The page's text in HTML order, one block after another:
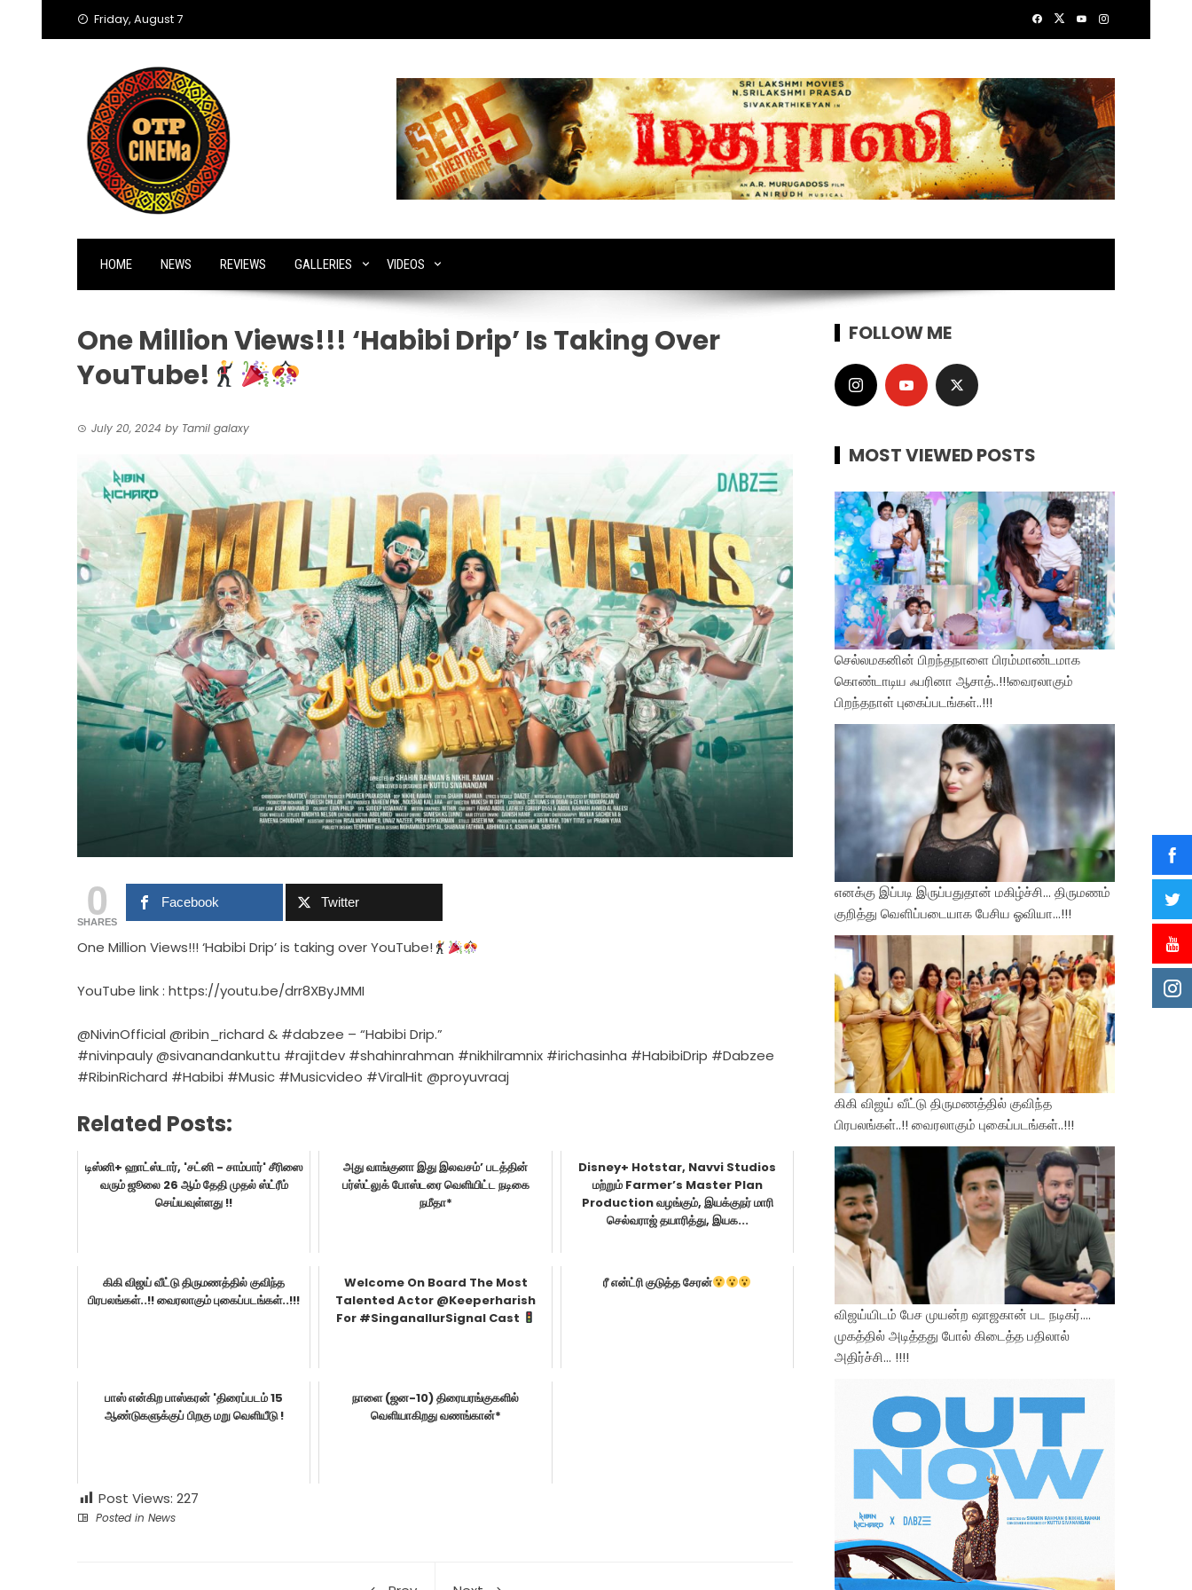
Friday, August 7
HOME NEWS REVIEWS GALLERIES VIDEOS
One Million Views!!! ‘Habibi Drip’ Is Taking Over
YouTube!
July 20, 2024 by Tamil galaxy
0
SHARES
Facebook Twitter
One Million Views!!! ‘Habibi Drip’ is taking over YouTube!
YouTube link : https://youtu.be/drr8XByJMMI
@NivinOfficial @ribin_richard & #dabzee – “Habibi Drip.”
#nivinpauly @sivanandankuttu #rajitdev #shahinrahman #nikhilramnix #irichasinha #HabibiDrip #Dabzee
#RibinRichard #Habibi #Music #Musicvideo #ViralHit @proyuvraaj
Related Posts:
டிஸ்னி+ ஹாட்ஸ்டார், 'சட்னி - சாம்பார்' சீரிஸை
வரும் ஜூலை 26 ஆம் தேதி முதல் ஸ்ட்ரீம்
செய்யவுள்ளது !!
அது வாங்குனா இது இலவசம்’ படத்தின்
பர்ஸ்ட்லுக் போஸ்டரை வெளியிட்ட நடிகை
நமீதா*
Disney+ Hotstar, Navvi Studios
மற்றும் Farmer’s Master Plan
Production வழங்கும், இயக்குநர் மாரி
செல்வராஜ் தயாரித்து, இயக...
கிகி விஜய் வீட்டு திருமணத்தில் குவிந்த
பிரபலங்கள்..!! வைரலாகும் புகைப்படங்கள்..!!!
Welcome On Board The Most
Talented Actor @keeperharish
For #SinganallurSignal Cast
ரீ என்ட்ரி குடுத்த சேரன்
பாஸ் என்கிற பாஸ்கரன் 'திரைப்படம் 15
ஆண்டுகளுக்குப் பிறகு மறு வெளியீடு !
நாளை (ஜன-10) திரையரங்குகளில்
வெளியாகிறது வணங்கான்*
Post Views: 227
Posted in News
FOLLOW ME
MOST VIEWED POSTS
செல்லமகனின் பிறந்தநாளை பிரம்மாண்டமாக
கொண்டாடிய ஃபரினா ஆசாத்..!!!வைரலாகும்
பிறந்தநாள் புகைப்படங்கள்..!!!
எனக்கு இப்படி இருப்பதுதான் மகிழ்ச்சி… திருமணம்
குறித்து வெளிப்படையாக பேசிய ஓவியா…!!!
கிகி விஜய் வீட்டு திருமணத்தில் குவிந்த
பிரபலங்கள்..!! வைரலாகும் புகைப்படங்கள்..!!!
விஜய்யிடம் பேச முயன்ற ஷாஜகான் பட நடிகர்….
முகத்தில் அடித்தது போல் கிடைத்த பதிலால்
அதிர்ச்சி… !!!!